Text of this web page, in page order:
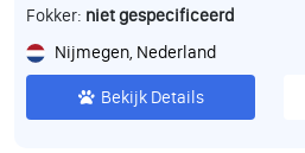
Fokker: niet gespecificeerd
Nijmegen, Nederland
Bekijk Details